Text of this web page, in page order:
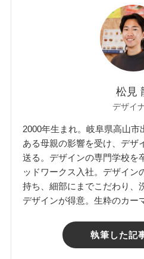
松見
デザイ
2000年生まれ。岐阜県高山
ある母親の影響を受け、デザ
送る。デザインの専門学校を
ッドワークス入社。デザイン
持ち、細部にまでこだわり、
デザインが得意。生粋のカー
執筆した記